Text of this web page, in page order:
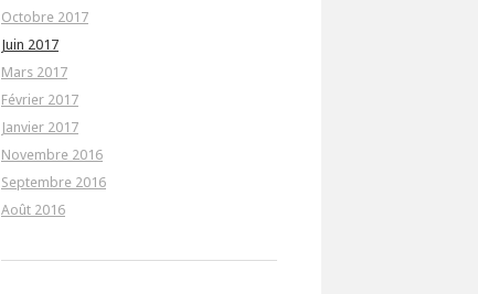
Octobre 2017
Juin 2017
Mars 2017
Février 2017
Janvier 2017
Novembre 2016
Septembre 2016
Août 2016